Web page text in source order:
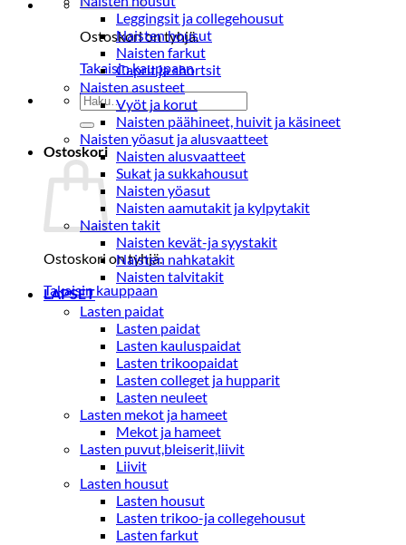
Ostoskori on tyhjä.
Takaisin kauppaan
Etsi:
Ostoskori
Ostoskori on tyhjä.
Takaisin kauppaan
Leggingsit ja collegehousut
Naisten housut
Naisten farkut
Caprit ja shortsit
Naisten asusteet
Vyöt ja korut
Naisten päähineet, huivit ja käsineet
Naisten yöasut ja alusvaatteet
Naisten alusvaatteet
Sukat ja sukkahousut
Naisten yöasut
Naisten aamutakit ja kylpytakit
Naisten takit
Naisten kevät-ja syystakit
Naisten nahkatakit
Naisten talvitakit
LAPSET
Lasten paidat
Lasten paidat
Lasten kauluspaidat
Lasten trikoopaidat
Lasten colleget ja hupparit
Lasten neuleet
Lasten mekot ja hameet
Mekot ja hameet
Lasten puvut,bleiserit,liivit
Liivit
Lasten housut
Lasten housut
Lasten trikoo-ja collegehousut
Lasten farkut